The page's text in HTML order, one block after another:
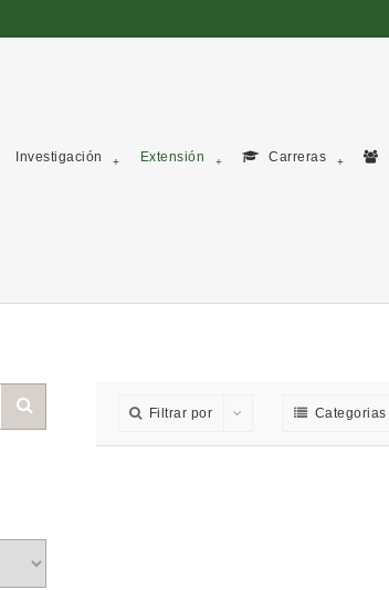
Investigación Extensión Carreras
Filtrar por Categorias